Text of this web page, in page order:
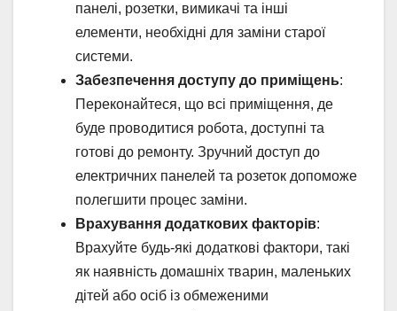
панелі, розетки, вимикачі та інші
елементи, необхідні для заміни старої
системи.
Забезпечення доступу до приміщень:
Переконайтеся, що всі приміщення, де
буде проводитися робота, доступні та
готові до ремонту. Зручний доступ до
електричних панелей та розеток допоможе
полегшити процес заміни.
Врахування додаткових факторів:
Врахуйте будь-які додаткові фактори, такі
як наявність домашніх тварин, маленьких
дітей або осіб із обмеженими